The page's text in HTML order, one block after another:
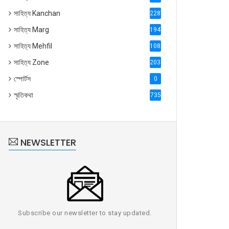
সাহিত্য Kanchan 2287
সাহিত্য Marg 1947
সাহিত্য Mehfil 1088
সাহিত্য Zone 2035
স্পোর্টস 0
স্মৃতিকথা 735
NEWSLETTER
Subscribe our newsletter to stay updated.